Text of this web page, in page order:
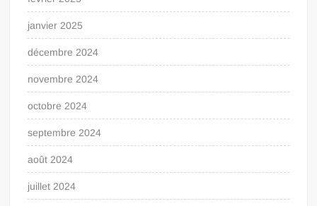
janvier 2025
décembre 2024
novembre 2024
octobre 2024
septembre 2024
août 2024
juillet 2024